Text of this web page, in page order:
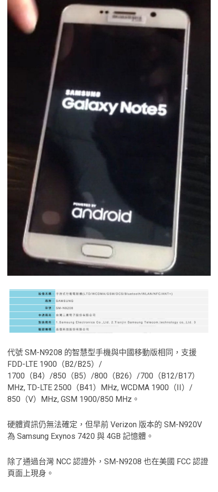
代號 SM-N9208 的智慧型手機與中國移動版相同，支援
FDD-LTE 1900（B2/B25）/
1700（B4）/850（B5）/800（B26）/700（B12/B17）
MHz, TD-LTE 2500（B41）MHz, WCDMA 1900（II）/
850（V）MHz, GSM 1900/850 MHz。
硬體資訊仍無法確定，但早前 Verizon 版本的 SM-N920V
為 Samsung Exynos 7420 與 4GB 記憶體。
除了通過台灣 NCC 認證外，SM-N9208 也在美國 FCC 認證
頁面上現身。